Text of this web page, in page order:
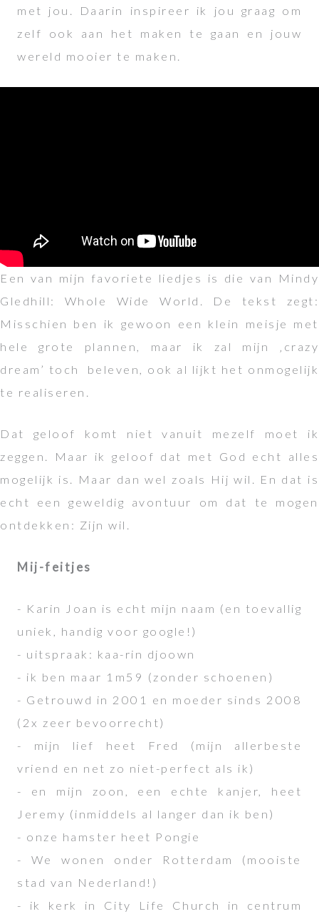
met jou. Daarin inspireer ik jou graag om
zelf ook aan het maken te gaan en jouw
wereld mooier te maken.
Een van mijn favoriete liedjes is die van Mindy
Gledhill: Whole Wide World. De tekst zegt:
Misschien ben ik gewoon een klein meisje met
hele grote plannen, maar ik zal mijn ‚crazy
dream’ toch
beleven, ook al lijkt het onmogelijk
te realiseren.
Dat geloof komt niet vanuit mezelf moet ik
zeggen. Maar ik geloof dat met God echt alles
mogelijk is. Maar dan wel zoals Hij wil. En dat is
echt een geweldig avontuur om dat te mogen
ontdekken: Zijn wil.
Mij-feitjes
- Karin Joan is echt mijn naam (en toevallig
uniek, handig voor google!)
- uitspraak: kaa-rin djoown
- ik ben maar 1m59 (zonder schoenen)
- Getrouwd in 2001 en moeder sinds 2008
(2x zeer bevoorrecht)
- mijn lief heet Fred (mijn allerbeste
vriend en net zo niet-perfect als ik)
- en mijn zoon, een echte kanjer, heet
Jeremy (inmiddels al langer dan ik ben)
- onze hamster heet Pongie
- We wonen onder Rotterdam (mooiste
stad van Nederland!)
- ik kerk in City Life Church in centrum